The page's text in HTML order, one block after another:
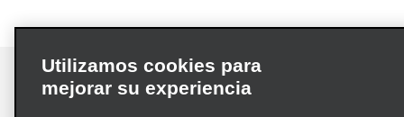
Utilizamos cookies para
mejorar su experiencia